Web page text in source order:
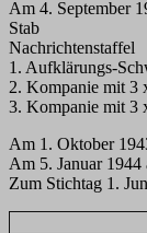
Am 4. September
Stab
Nachrichtenstaffel
1. Aufklärungs-
2. Kompanie mit 3
3. Kompanie mit 3
Am 1. Oktober
Am 5. Januar 1944
Zum Stichtag 1.